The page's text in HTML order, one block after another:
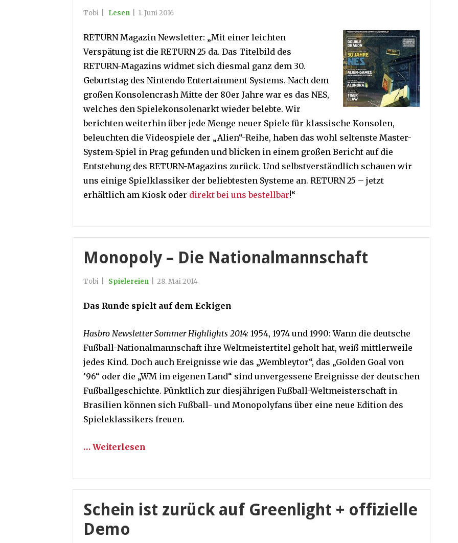
Tobi Lesen 1. Juni 2016
RETURN Magazin Newsletter: „Mit einer leichten
Verspätung ist die RETURN 25 da. Das Titelbild des
RETURN-Magazins widmet sich diesmal ganz dem 30.
Geburtstag des Nintendo Entertainment Systems. Nach dem
großen Konsolencrash Mitte der 80er Jahre war es das NES,
welches den Spielekonsolenarkt wieder belebte. Wir
berichten weiterhin über jede Menge neuer Spiele für klassische Konsolen,
beleuchten die Videospiele der „Alien“-Reihe, haben das wohl seltenste Master-
System-Spiel in Prag gefunden und blicken in einem großen Bericht auf die
Entstehung des RETURN-Magazins zurück. Und selbstverständlich schauen wir
uns einige Spielklassiker der beliebtesten Systeme an. RETURN 25 – jetzt
erhältlich am Kiosk oder direkt bei uns bestellbar!“
Monopoly – Die Nationalmannschaft
Tobi Spielereien 28. Mai 2014
Das Runde spielt auf dem Eckigen
Hasbro Newsletter Sommer Highlights 2014: 1954, 1974 und 1990: Wann die deutsche
Fußball-Nationalmannschaft ihre Weltmeistertitel geholt hat, weiß mittlerweile
jedes Kind. Doch auch Ereignisse wie das „Wembleytor“, das „Golden Goal von
’96“ oder die „WM im eigenen Land“ sind unvergessene Ereignisse der deutschen
Fußballgeschichte. Pünktlich zur diesjährigen Fußball-Weltmeisterschaft in
Brasilien können sich Fußball- und Monopolyfans über eine neue Edition des
Spieleklassikers freuen.
… Weiterlesen
Schein ist zurück auf Greenlight + offizielle
Demo